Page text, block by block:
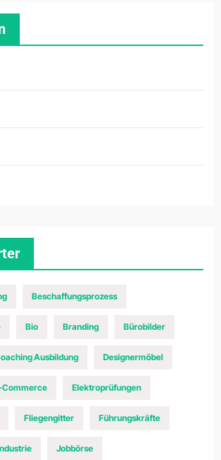
Beschaffungsprozess
Bio Branding Bürobilder
Ausbildung Designermöbel
Commerce Elektroprüfungen
Fliegengitter Führungskräfte
Jobbörse